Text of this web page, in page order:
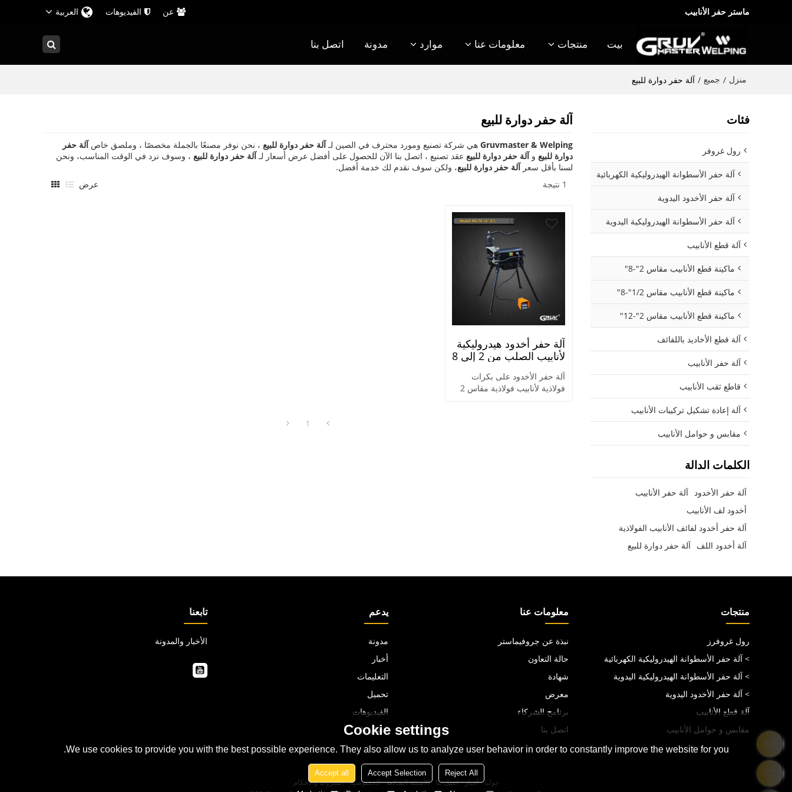
ماستر حفر الأنابيب عن الفيديوهات العربية
بيت منتجات معلومات عنا موارد مدونة اتصل بنا
منزل / جميع / آلة حفر دوارة للبيع
آلة حفر دوارة للبيع
Gruvmaster & Welping هي شركة تصنيع ومورد محترف في الصين لـآلة حفر دوارة للبيع ، نحن نوفر مصنعًا بالجملة مخصصًا ، وملصق خاصآلة حفر
دوارة للبيع وآلة حفر دوارة للبيع عقد تصنيع ، اتصل بنا الآن للحصول على أفضل عرض أسعار لـآلة حفر دوارة للبيع ، وسوف نرد في الوقت المناسب، ونحن
لسنا بأقل سعرآلة حفر دوارة للبيع، ولكن سوف نقدم لك خدمة أفضل.
1 نتيجة
عرض
آلة حفر أخدود هيدروليكية
لأنابيب الصلب من 2 إلى 8
بوصات (RG-7X)
آلة حفر الأخدود على بكرات
فولاذية لأنابيب فولاذية مقاس 2
1
فئات
رول غروفر
آلة حفر الأسطوانة الهيدروليكية الكهربائية
آلة حفر الأخدود اليدوية
آلة حفر الأسطوانة الهيدروليكية اليدوية
آلة قطع الأنابيب
ماكينة قطع الأنابيب مقاس 2"-8"
ماكينة قطع الأنابيب مقاس 1/2"-8"
ماكينة قطع الأنابيب مقاس 2"-12"
آلة قطع الأخاديد باللفائف
آلة حفر الأنابيب
قاطع ثقب الأنابيب
آلة إعادة تشكيل تركيبات الأنابيب
مقابس و حوامل الأنابيب
الكلمات الدالة
آلة حفر الأخدود آلة حفر الأنابيب
أخدود لف الأنابيب
آلة حفر أخدود لفائف الأنابيب الفولاذية
آلة أخدود اللف آلة حفر دوارة للبيع
منتجات
رول غروفرز
> آلة حفر الأسطوانة الهيدروليكية الكهربائية
> آلة حفر الأسطوانة الهيدروليكية اليدوية
> آلة حفر الأخدود اليدوية
آلة قطع الأنابيب
مقابس و حوامل الأنابيب
معلومات عنا
نبذة عن جروفيماستر
حالة التعاون
شهادة
معرض
برنامج الشركاء
اتصل بنا
يدعم
مدونة
أخبار
التعليمات
تحميل
الفيديوهات
اتصل بنا
تابعنا
الأخبار والمدونة
حولنا أخبار اتصل بنا الأسئلة الشائعة الخصوصية الشروط والاحكام
Cookie settings
We use cookies to provide you with the best possible experience. They also allow us to analyze user behavior in order to constantly improve the website for you.
Reject All
Accept Selection
Accept all